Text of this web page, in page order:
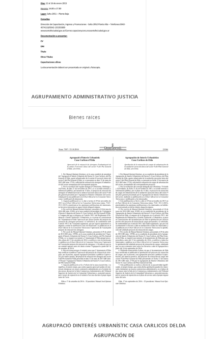
AGRUPAMIENTO ADMINISTRATIVO JUSTICIA
Bienes raíces
AGRUPACIÓ DINTERÉS URBANÍSTIC CASA CARLICOS DELDA
AGRUPACIÓN DE